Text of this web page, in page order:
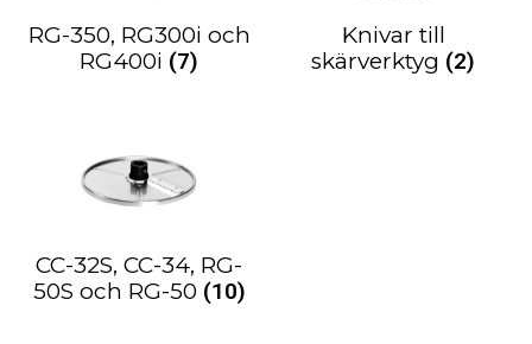
RG-350, RG300i och
RG400i (7)
Knivar till
skärverktyg (2)
CC-32S, CC-34, RG-
50S och RG-50 (10)